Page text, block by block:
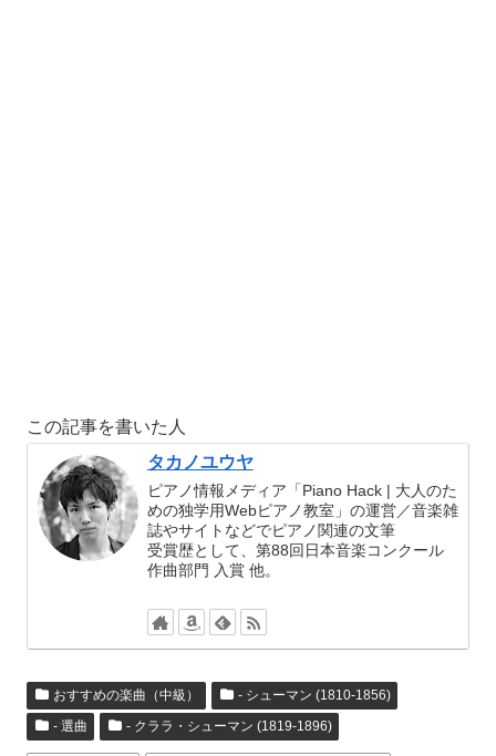
この記事を書いた人
タカノユウヤ
ピアノ情報メディア「Piano Hack | 大人のた
めの独学用Webピアノ教室」の運営／音楽雑
誌やサイトなどでピアノ関連の文筆
受賞歴として、第88回日本音楽コンクール
作曲部門 入賞 他。
おすすめの楽曲（中級）
- シューマン (1810-1856)
- 選曲
- クララ・シューマン (1819-1896)